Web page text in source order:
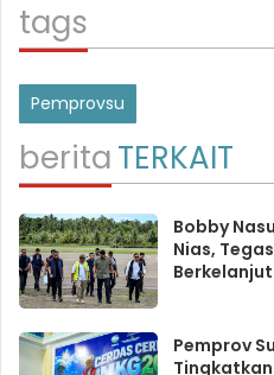
tags
Pemprovsu
beritaTERKAIT
Bobby
Nias,
Pemprov